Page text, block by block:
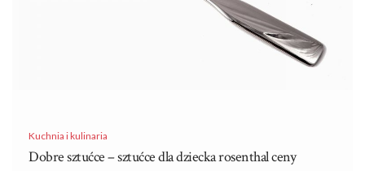
Kuchnia i kulinaria
Dobre sztućce – sztućce dla dziecka rosenthal ceny